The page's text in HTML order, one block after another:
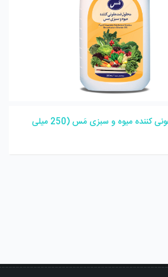
محلول ضدعفونی کننده میوه و سبزی مَس (250 میلی